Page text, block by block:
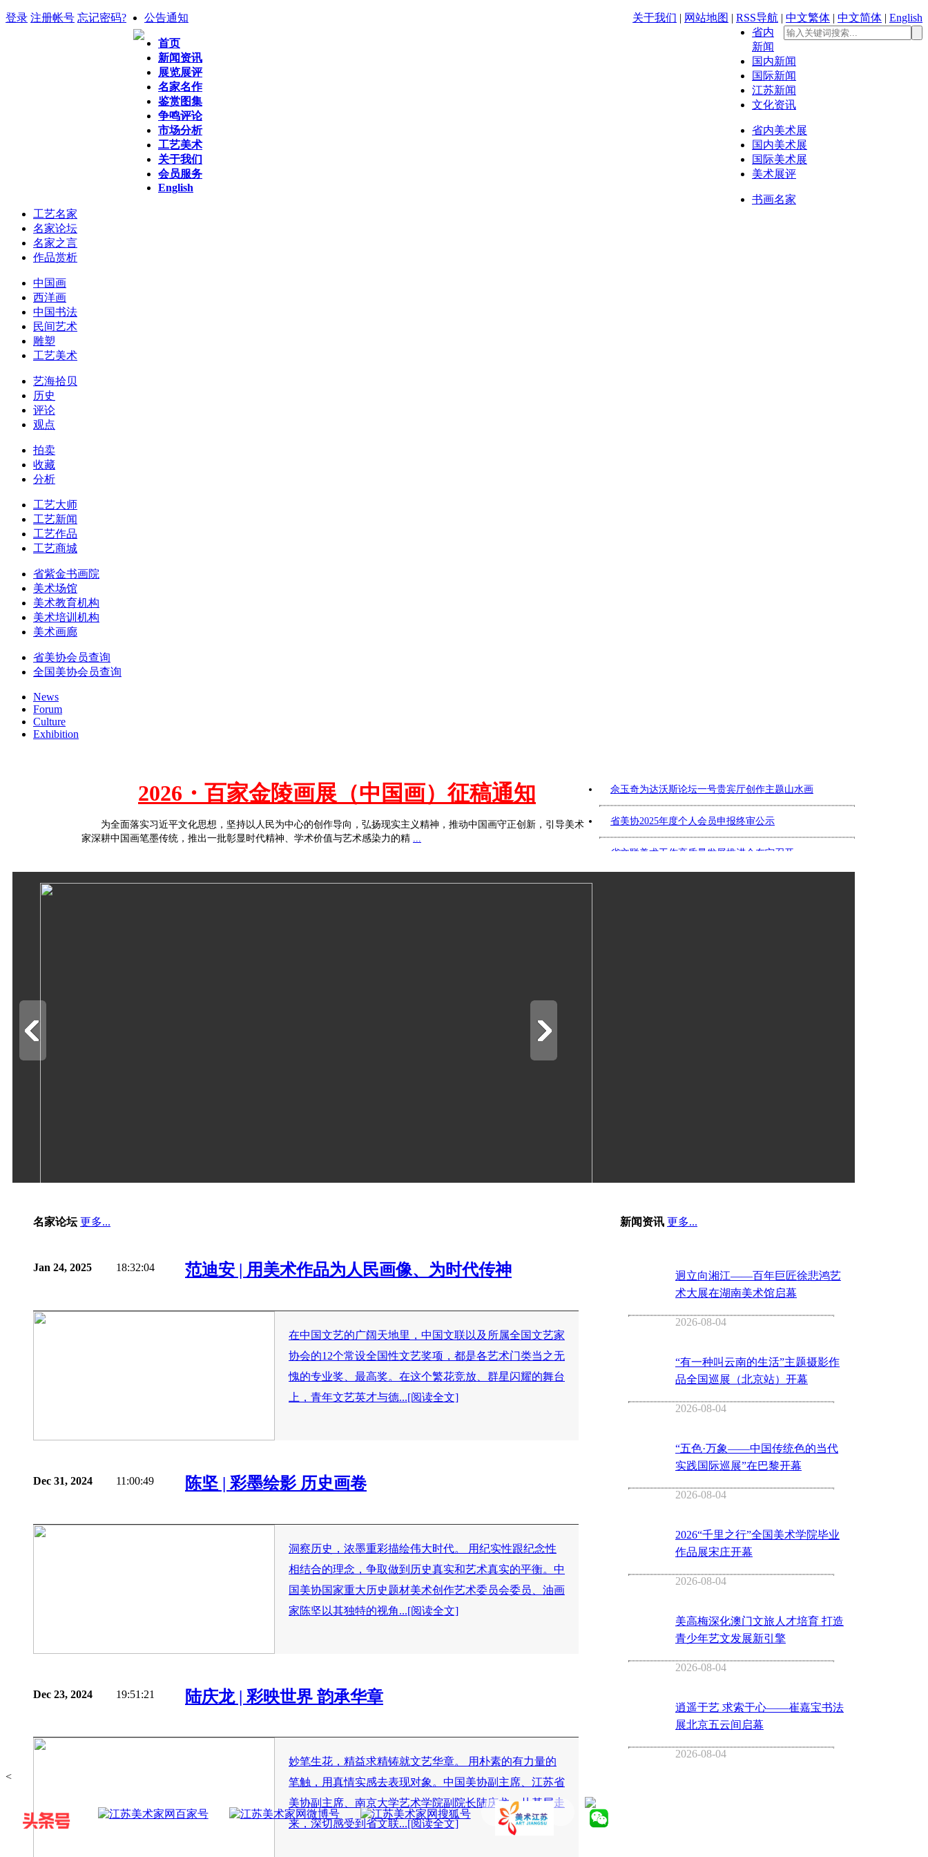
登录 注册帐号 忘记密码? 关于我们 | 网站地图 | RSS导航 | 中文繁体 | 中文简体 | English
首页
新闻资讯
展览展评
名家名作
鉴赏图集
争鸣评论
市场分析
工艺美术
关于我们
会员服务
English
公告通知
省内
新闻
国内新闻
国际新闻
江苏新闻
文化资讯
省内美术展
国内美术展
国际美术展
美术展评
书画名家
工艺名家
名家论坛
名家之言
作品赏析
中国画
西洋画
中国书法
民间艺术
雕塑
工艺美术
艺海拾贝
历史
评论
观点
拍卖
收藏
分析
工艺大师
工艺新闻
工艺作品
工艺商城
省紫金书画院
美术场馆
美术教育机构
美术培训机构
美术画廊
省美协会员查询
全国美协会员查询
News
Forum
Culture
Exhibition
2026・百家金陵画展（中国画）征稿通知
为全面落实习近平文化思想，坚持以人民为中心的创作导向，弘扬现实主义精神，推动中国画守正创新，引导美术
家深耕中国画笔墨传统，推出一批彰显时代精神、学术价值与艺术感染力的精 ...
佘玉奇为达沃斯论坛一号贵宾厅创作主题山水画
省美协2025年度个人会员申报终审公示
省文联美术工作高质量发展推进会在宁召开
厅创作主题山水画
水巨作《旭轮照天下》熠熠生辉。佘玉奇以水墨
采。 ▲佘玉奇作品《旭轮照天下》，长5. 5米，
名家论坛 更多...
Jan 24, 2025 18:32:04 范迪安 | 用美术作品为人民画像、为时代传神
在中国文艺的广阔天地里，中国文联以及所属全国文艺家
协会的12个常设全国性文艺奖项，都是各艺术门类当之无
愧的专业奖、最高奖。在这个繁花竞放、群星闪耀的舞台
上，青年文艺英才与德...[阅读全文]
Dec 31, 2024 11:00:49 陈坚 | 彩墨绘影 历史画卷
洞察历史，浓墨重彩描绘伟大时代。 用纪实性跟纪念性
相结合的理念，争取做到历史真实和艺术真实的平衡。中
国美协国家重大历史题材美术创作艺术委员会委员、油画
家陈坚以其独特的视角...[阅读全文]
Dec 23, 2024 19:51:21 陆庆龙 | 彩映世界 韵承华章
妙笔生花，精益求精铸就文艺华章。 用朴素的有力量的
笔触，用真情实感去表现对象。中国美协副主席、江苏省
美协副主席、南京大学艺术学院副院长陆庆龙，从基层走
来，深切感受到省文联...[阅读全文]
新闻资讯 更多...
迥立向湘江——百年巨匠徐悲鸿艺
术大展在湖南美术馆启幕
2026-08-04
“有一种叫云南的生活”主题摄影作
品全国巡展（北京站）开幕
2026-08-04
“五色·万象——中国传统色的当代
实践国际巡展”在巴黎开幕
2026-08-04
2026“千里之行”全国美术学院毕业
作品展宋庄开幕
2026-08-04
美高梅深化澳门文旅人才培育 打造
青少年艺文发展新引擎
2026-08-04
逍遥于艺 求索于心——崔嘉宝书法
展北京五云间启幕
2026-08-04
<